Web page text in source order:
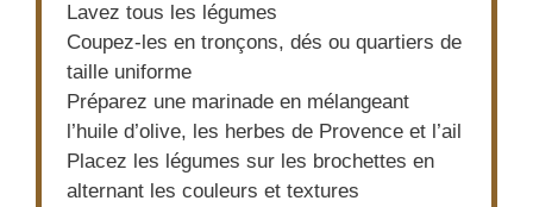
Lavez tous les légumes
Coupez-les en tronçons, dés ou quartiers de
taille uniforme
Préparez une marinade en mélangeant
l’huile d’olive, les herbes de Provence et l’ail
Placez les légumes sur les brochettes en
alternant les couleurs et textures